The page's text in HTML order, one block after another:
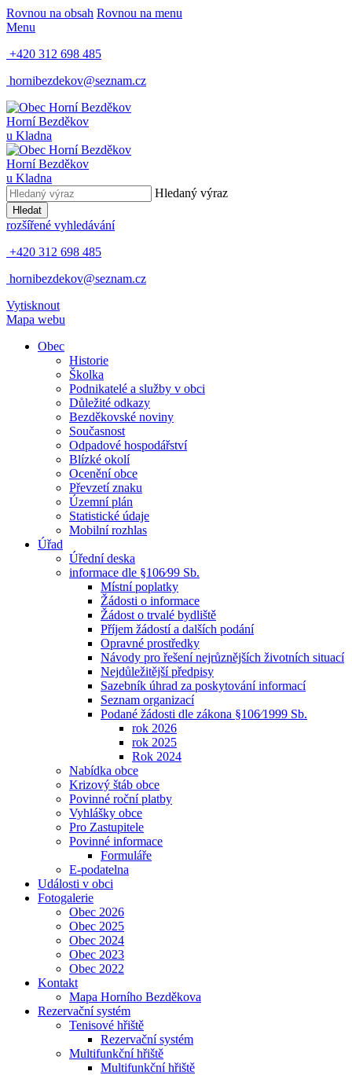
Rovnou na obsah Rovnou na menu
Menu
+420 312 698 485
hornibezdekov@seznam.cz
Horní Bezděkov
u Kladna
Horní Bezděkov
u Kladna
Hledaný výraz
Hledat
rozšířené vyhledávání
+420 312 698 485
hornibezdekov@seznam.cz
Vytisknout
Mapa webu
Obec
Historie
Školka
Podnikatelé a služby v obci
Důležité odkazy
Bezděkovské noviny
Současnost
Odpadové hospodářství
Blízké okolí
Ocenění obce
Převzetí znaku
Územní plán
Statistické údaje
Mobilní rozhlas
Úřad
Úřední deska
informace dle §106⁄99 Sb.
Místní poplatky
Žádosti o informace
Žádost o trvalé bydliště
Příjem žádostí a dalších podání
Opravné prostředky
Návody pro řešení nejrůznějších životních situací
Nejdůležitější předpisy
Sazebník úhrad za poskytování informací
Seznam organizací
Podané žádosti dle zákona §106⁄1999 Sb.
rok 2026
rok 2025
Rok 2024
Nabídka obce
Krizový štáb obce
Povinné roční platby
Vyhlášky obce
Pro Zastupitele
Povinné informace
Formuláře
E-podatelna
Události v obci
Fotogalerie
Obec 2026
Obec 2025
Obec 2024
Obec 2023
Obec 2022
Kontakt
Mapa Horního Bezděkova
Rezervační systém
Tenisové hřiště
Rezervační systém
Multifunkční hřiště
Multifunkční hřiště